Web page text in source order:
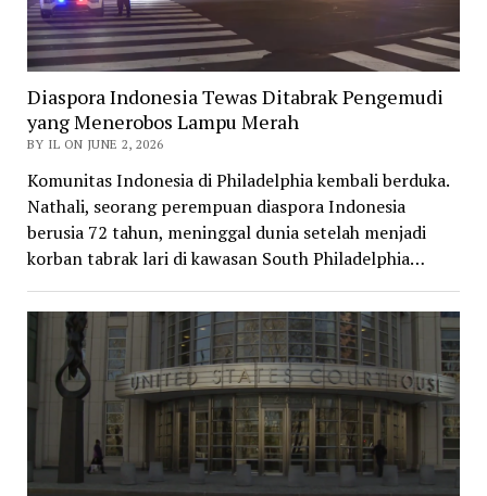
Diaspora Indonesia Tewas Ditabrak Pengemudi
yang Menerobos Lampu Merah
BY IL ON JUNE 2, 2026
Komunitas Indonesia di Philadelphia kembali berduka.
Nathali, seorang perempuan diaspora Indonesia
berusia 72 tahun, meninggal dunia setelah menjadi
korban tabrak lari di kawasan South Philadelphia…